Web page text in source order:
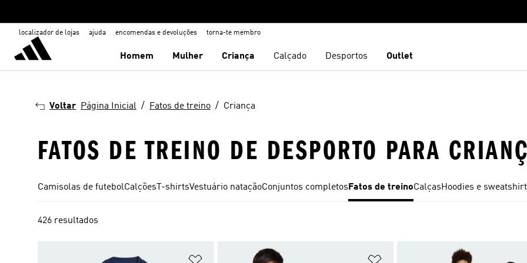
localizador de lojas ajuda encomendas e devoluções torna-te membro
Homem Mulher Criança Calçado Desportos Outlet
Voltar Página Inicial Fatos de treino Criança
FATOS DE TREINO DE DESPORTO PARA
Camisolas de futebolCalções T-shirtsVestuário nataçãoConjuntos completos Fatos de treinoCalçasHoodies e
426 resultados
Adicionar à Lista de Desejos Adicionar à Lista de Desejos